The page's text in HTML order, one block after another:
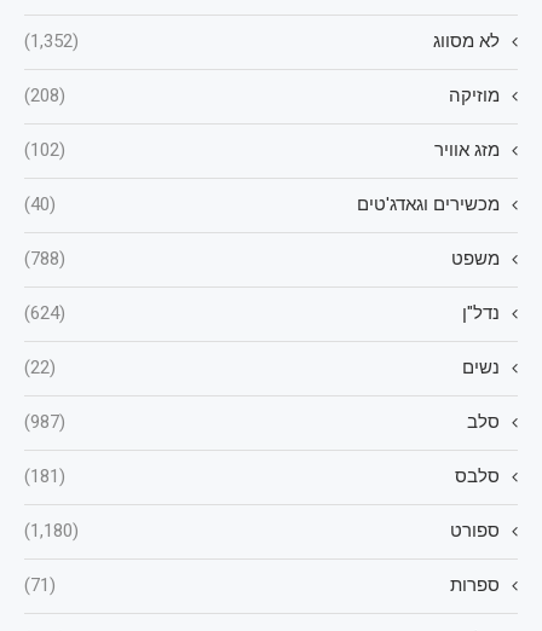
לא מסווג (1,352)
מוזיקה (208)
מזג אוויר (102)
מכשירים וגאדג'טים (40)
משפט (788)
נדל"ן (624)
נשים (22)
סלב (987)
סלבס (181)
ספורט (1,180)
ספרות (71)